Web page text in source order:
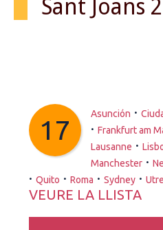
Sant Joans
17
Asunción ·
· Frankfurt am
Lausanne ·
Manchester ·
· Quito · Roma · Sydney ·
VEURE LA LLISTA